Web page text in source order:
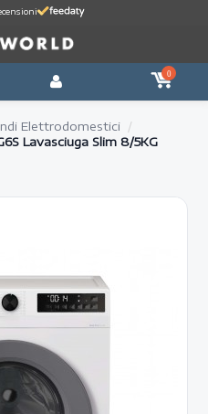
0
Elettrodomestici
Lavasciuga Slim 8/5KG